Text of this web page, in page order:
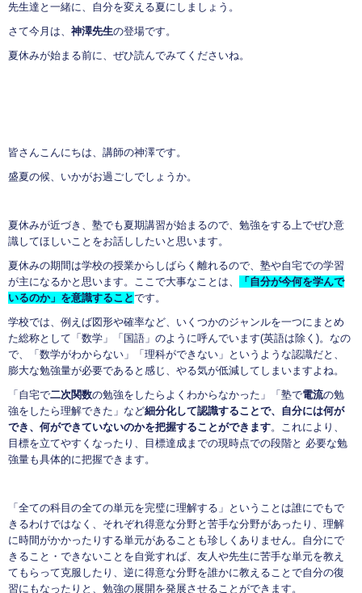
先生達と一緒に、自分を変える夏にしましょう。
さて今月は、 神澤先生の登場です。
夏休みが始まる前に、ぜひ読んでみてくださいね。
皆さんこんにちは、講師の神澤です。
盛夏の候、いかがお過ごしでしょうか。
夏休みが近づき、塾でも夏期講習が始まるので、勉強をする上でぜひ意
識してほしいことをお話ししたいと思います。
夏休みの期間は学校の授業からしばらく離れるので、塾や自宅での学習
が主になるかと思います。ここで大事なことは、
「自分が今何を学んで
いるのか」を意識することです。
学校では、例えば図形や確率など、いくつかのジャンルを一つにまとめ
た総称として「数学」「国語」のように呼んでいます(英語は除く)。なの
で、「数学がわからない」「理科ができない」というような認識だと、
膨大な勉強量が必要であると感じ、やる気が低減してしまいますよね。
「自宅で二次関数の勉強をしたらよくわからなかった」「塾で電流の勉
強をしたら理解できた」など細分化して認識することで、自分には何が
でき、何ができていないのかを把握することができます。これにより、
目標を立てやすくなったり、目標達成までの現時点での段階と 必要な勉
強量も具体的に把握できます。
「全ての科目の全ての単元を完璧に理解する」ということは誰にでもで
きるわけではなく、それぞれ得意な分野と苦手な分野があったり、理解
に時間がかかったりする単元があることも珍しくありません。自分にで
きること・できないことを自覚すれば、友人や先生に苦手な単元を教え
てもらって克服したり、逆に得意な分野を誰かに教えることで自分の復
習にもなったりと、勉強の展開を発展させることができます。